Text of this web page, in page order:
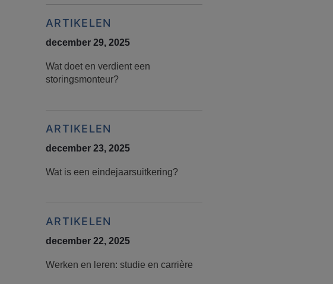
ARTIKELEN
december 29, 2025
Wat doet en verdient een
storingsmonteur?
ARTIKELEN
december 23, 2025
Wat is een eindejaarsuitkering?
ARTIKELEN
december 22, 2025
Werken en leren: studie en carrière